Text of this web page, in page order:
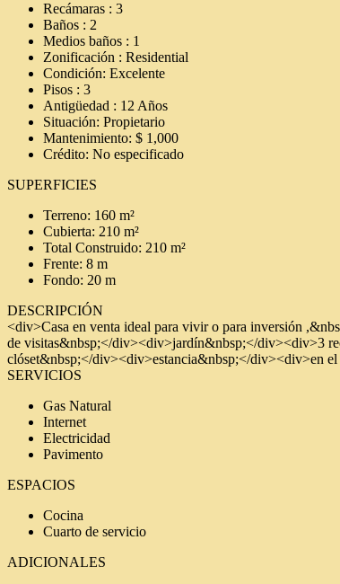
Recámaras : 3
Baños : 2
Medios baños : 1
Zonificación : Residential
Condición: Excelente
Pisos : 3
Antigüedad : 12 Años
Situación: Propietario
Mantenimiento: $ 1,000
Crédito: No especificado
SUPERFICIES
Terreno: 160 m²
Cubierta: 210 m²
Total Construido: 210 m²
Frente: 8 m
Fondo: 20 m
DESCRIPCIÓN
<div>Casa en venta ideal para vivir o para inversión
de visitas&nbsp;</div><div>jardín&nbsp;</div><div>3
clóset&nbsp;</div><div>estancia&nbsp;</div><div>en
SERVICIOS
Gas Natural
Internet
Electricidad
Pavimento
ESPACIOS
Cocina
Cuarto de servicio
ADICIONALES